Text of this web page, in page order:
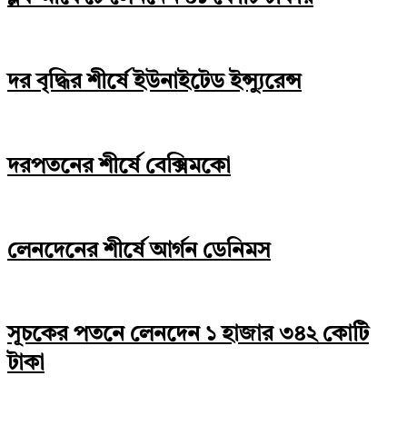
দর বৃদ্ধির শীর্ষে ইউনাইটেড ইন্স্যুরেন্স
দরপতনের শীর্ষে বেক্সিমকো
লেনদেনের শীর্ষে আর্গন ডেনিমস
সূচকের পতনে লেনদেন ১ হাজার ৩৪২ কোটি
টাকা